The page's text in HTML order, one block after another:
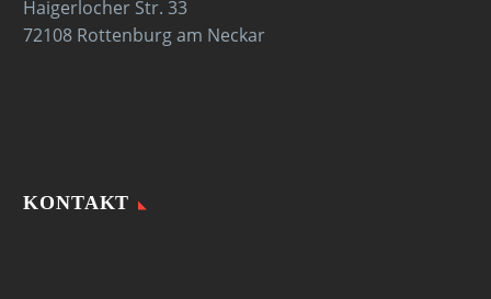
Haigerlocher Str. 33
72108 Rottenburg am Neckar
KONTAKT